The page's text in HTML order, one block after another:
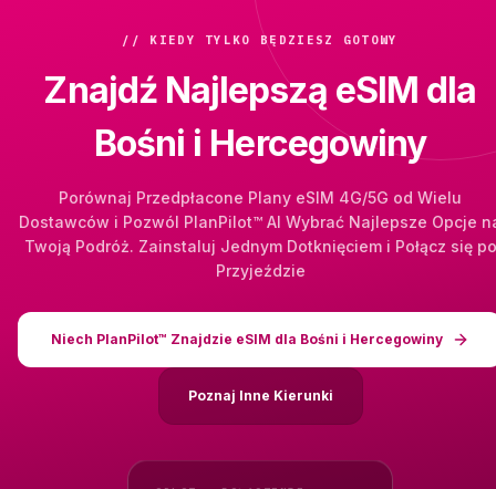
// KIEDY TYLKO BĘDZIESZ GOTOWY
Znajdź Najlepszą eSIM dla
Bośni i Hercegowiny
Porównaj Przedpłacone Plany eSIM 4G/5G od Wielu
Dostawców i Pozwól PlanPilot™ AI Wybrać Najlepsze Opcje
Twoją Podróż. Zainstaluj Jednym Dotknięciem i Połącz się po
Przyjeździe
Niech PlanPilot™ Znajdzie eSIM dla Bośni i Hercegowiny
Poznaj Inne Kierunki